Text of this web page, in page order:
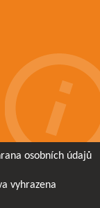
osobních údajů
vyhrazena